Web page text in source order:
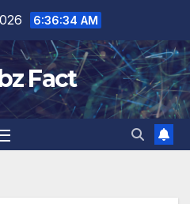
6:36:35 AM
Fact